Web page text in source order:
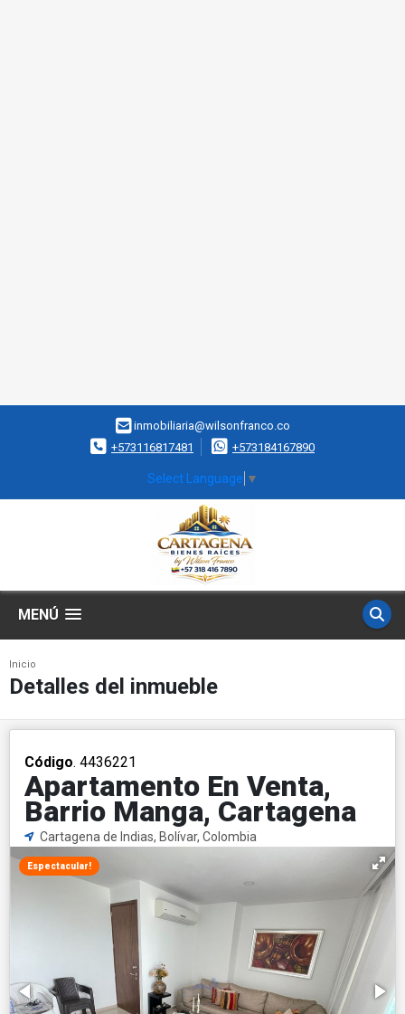
inmobiliaria@wilsonfranco.co
+573116817481
+573184167890
Select Language ▼
MENÚ
Inicio
Detalles del inmueble
Código. 4436221
Apartamento En Venta,
Barrio Manga, Cartagena
Cartagena de Indias, Bolívar, Colombia
Espectacular!